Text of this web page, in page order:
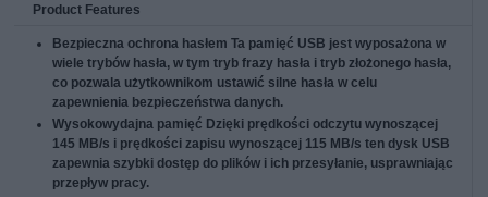
Product Features
Bezpieczna ochrona hasłem Ta pamięć USB jest wyposażona w
wiele trybów hasła, w tym tryb frazy hasła i tryb złożonego hasła,
co pozwala użytkownikom ustawić silne hasła w celu
zapewnienia bezpieczeństwa danych.
Wysokowydajna pamięć Dzięki prędkości odczytu wynoszącej
145 MB/s i prędkości zapisu wynoszącej 115 MB/s ten dysk USB
zapewnia szybki dostęp do plików i ich przesyłanie, usprawniając
przepływ pracy.